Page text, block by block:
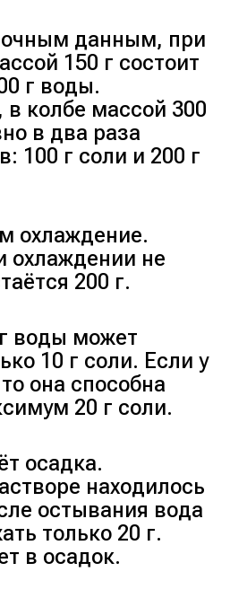
данным, при
150 г состоит
г воды.
колбе массой 300
в два раза
100 г соли и 200 г
охлаждение.
охлаждении не
200 г.
воды может
10 г соли. Если у
она способна
20 г соли.
осадка.
находилось
остывания вода
только 20 г.
в осадок.